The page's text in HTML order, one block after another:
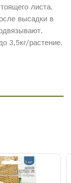
листа.
высадки в
3,5кг/растение.